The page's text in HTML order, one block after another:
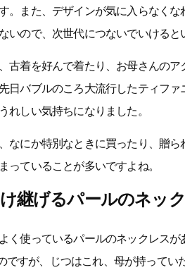
。また、デザインが気に入らなく
いので、次世代につないでいけると
古着を好んで着たり、お母さんの
日バブルのころ大流行したティフ
れしい気持ちになりました。
なにか特別なときに買ったり、贈
っていることが多いですよね。
継げるパールのネッ
く使っているパールのネックレスが
ですが、じつはこれ、母が持って